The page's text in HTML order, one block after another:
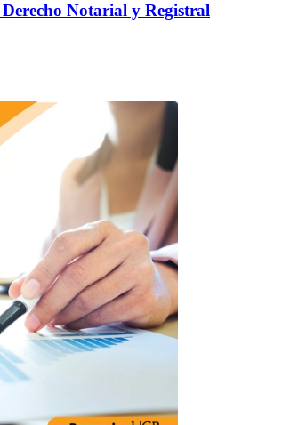
Notarial y Registral